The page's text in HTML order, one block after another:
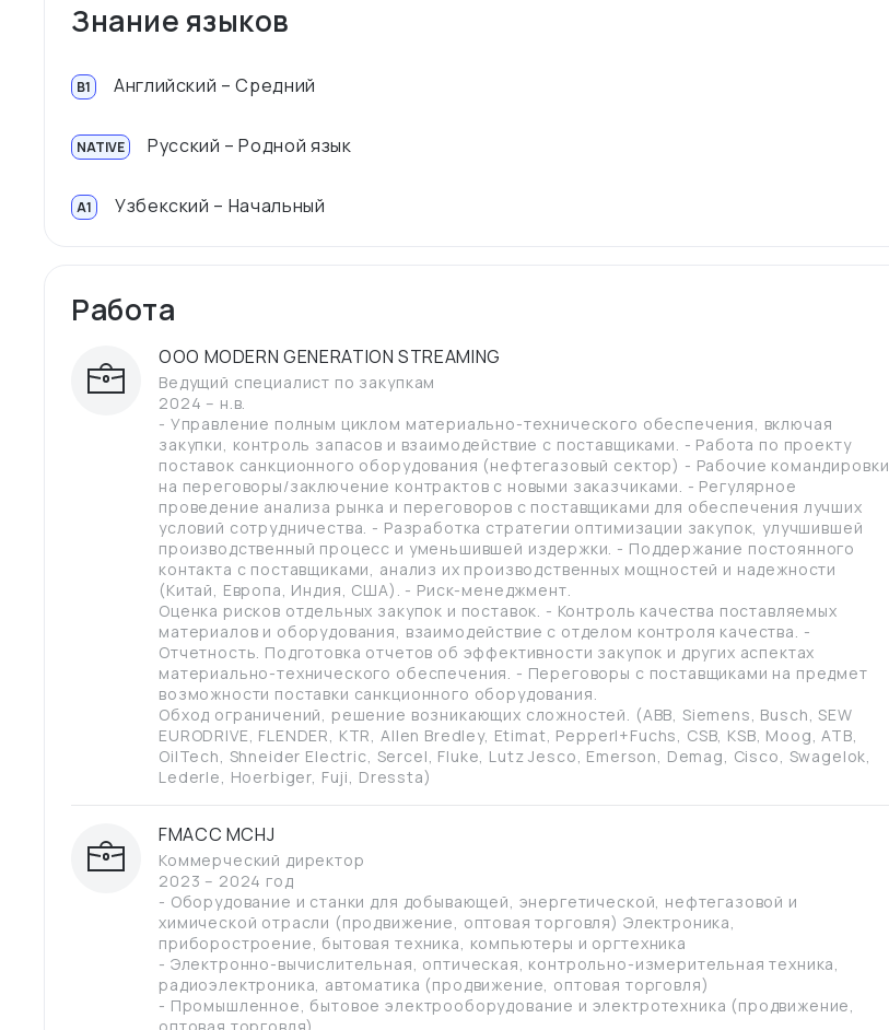
Знание языков
B1 Английский – Средний
NATIVE Русский – Родной язык
A1 Узбекский – Начальный
Работа
OOO MODERN GENERATION STREAMING
Ведущий специалист по закупкам
2024 – н.в.
- Управление полным циклом материально-технического обеспечения, включая
закупки, контроль запасов и взаимодействие с поставщиками. - Работа по проекту
поставок санкционного оборудования (нефтегазовый сектор) - Рабочие командировки
на переговоры/заключение контрактов с новыми заказчиками. - Регулярное
проведение анализа рынка и переговоров с поставщиками для обеспечения лучших
условий сотрудничества. - Разработка стратегии оптимизации закупок, улучшившей
производственный процесс и уменьшившей издержки. - Поддержание постоянного
контакта с поставщиками, анализ их производственных мощностей и надежности
(Китай, Европа, Индия, США). - Риск-менеджмент.
Оценка рисков отдельных закупок и поставок. - Контроль качества поставляемых
материалов и оборудования, взаимодействие с отделом контроля качества. -
Отчетность. Подготовка отчетов об эффективности закупок и других аспектах
материально-технического обеспечения. - Переговоры с поставщиками на предмет
возможности поставки санкционного оборудования.
Обход ограничений, решение возникающих сложностей. (ABB, Siemens, Busch, SEW
EURODRIVE, FLENDER, KTR, Allen Bredley, Etimat, Pepperl+Fuchs, CSB, KSB, Moog, ATB,
OilTech, Shneider Electric, Sercel, Fluke, Lutz Jesco, Emerson, Demag, Cisco, Swagelok,
Lederle, Hoerbiger, Fuji, Dressta)
FMACC MCHJ
Коммерческий директор
2023 – 2024 год
- Оборудование и станки для добывающей, энергетической, нефтегазовой и
химической отрасли (продвижение, оптовая торговля) Электроника,
приборостроение, бытовая техника, компьютеры и оргтехника
- Электронно-вычислительная, оптическая, контрольно-измерительная техника,
радиоэлектроника, автоматика (продвижение, оптовая торговля)
- Промышленное, бытовое электрооборудование и электротехника (продвижение,